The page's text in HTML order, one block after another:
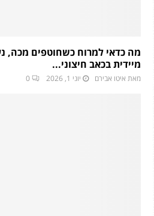
מה כדאי למרוח כשחוטפים מכה,
מיידית בכאב חיצוני...
מאת איטו אבירם יוני 1, 2026 0